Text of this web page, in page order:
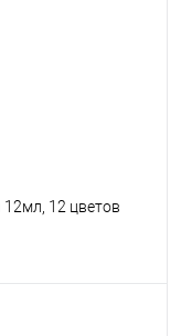
12 цветов